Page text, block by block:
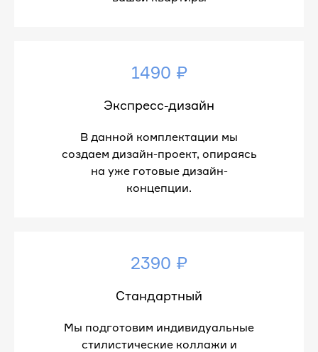
1490 ₽
Экспресс-дизайн
В данной комплектации мы
создаем дизайн-проект, опираясь
на уже готовые дизайн-
концепции.
2390 ₽
Стандартный
Мы подготовим индивидуальные
стилистические коллажи и